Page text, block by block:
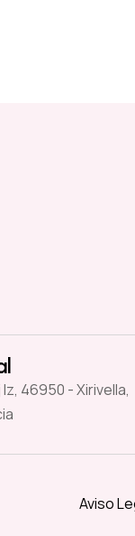
46950 - Xirivella,
Aviso